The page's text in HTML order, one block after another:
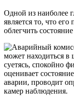
Одной из наиболее
является то, что
облегчить
может находиться в
суетясь, спокойно
оценивает
аварии, проводит
камер наблюдения.